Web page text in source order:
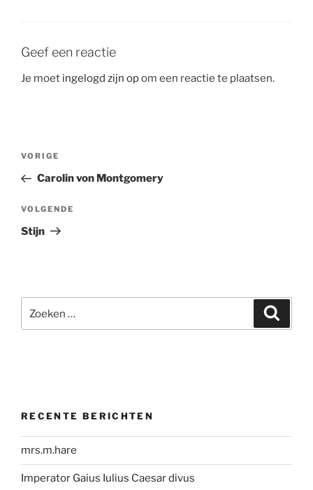
Geef een reactie
Je moet ingelogd zijn opom een reactie te plaatsen.
Bericht
Vorig
bericht
VORIGE
Carolin von Montgomery
Volgend
bericht
VOLGENDE
Stijn
naar:
RECENTE BERICHTEN
mrs.m.hare
Imperator Gaius Iulius Caesar divus